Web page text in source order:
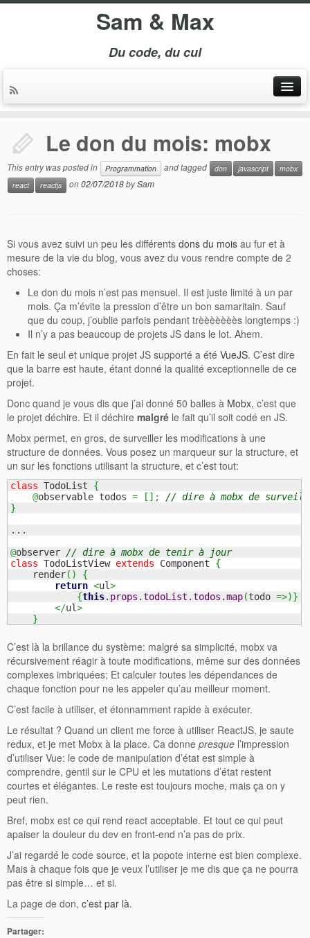
Sam & Max
Du code, du cul
Le don du mois: mobx
This entry was posted in Programmation and tagged don javascript
mobx
react
reactjs on02/07/2018bySam
Si vous avez suivi un peu les différents dons du mois au fur et à
mesure de la vie du blog, vous avez du vous rendre compte de 2
choses:
Le don du mois n’est pas mensuel. Il est juste limité à un par
mois. Ça m’évite la pression d’être un bon samaritain. Sauf
que du coup, j’oublie parfois pendant trèèèèèèès longtemps :)
Il n’y a pas beaucoup de projets JS dans le lot. Ahem.
En fait le seul et unique projet JS supporté a été VueJS. C’est dire
que la barre est haute, étant donné la qualité exceptionnelle de ce
projet.
Donc quand je vous dis que j’ai donné 50 balles à Mobx, c’est que
le projet déchire. Et il déchire malgré le fait qu’il soit codé en JS.
Mobx permet, en gros, de surveiller les modifications à une
structure de données. Vous posez un marqueur sur la structure, et
un sur les fonctions utilisant la structure, et c’est tout:
class TodoList {
@observable todos = [ ] ;
// dire à mobx de
}
...
@observer // dire à mobx de tenir à jour
class TodoListView extends Component {
    render
( )
{
return <ul>
{this. props .todoList .todos .map(todo =>)}
</ul>
}
C’est là la brillance du système: malgré sa simplicité, mobx va
récursivement réagir à toute modifications, même sur des données
complexes imbriquées; Et calculer toutes les dépendances de
chaque fonction pour ne les appeler qu’au meilleur moment.
C’est facile à utiliser, et étonnamment rapide à exécuter.
Le résultat ? Quand un client me force à utiliser ReactJS, je saute
redux, et je met Mobx à la place. Ca donne presque l’impression
d’utiliser Vue: le code de manipulation d’état est simple à
comprendre, gentil sur le CPU et les mutations d’état restent
courtes et élégantes. Le reste est toujours moche, mais ça on y
peut rien.
Bref, mobx est ce qui rend react acceptable. Et tout ce qui peut
apaiser la douleur du dev en front-end n’a pas de prix.
J’ai regardé le code source, et la popote interne est bien complexe.
Mais à chaque fois que je veux l’utiliser je me dis que ça ne pourra
pas être si simple… et si.
La page de don, c’est par là.
Partager: